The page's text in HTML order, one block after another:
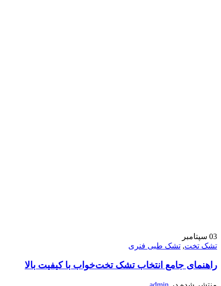
03 سپتامبر
تشک تخت, تشک طبی فنری
راهنمای جامع انتخاب تشک تخت‌خواب با کیفیت بالا